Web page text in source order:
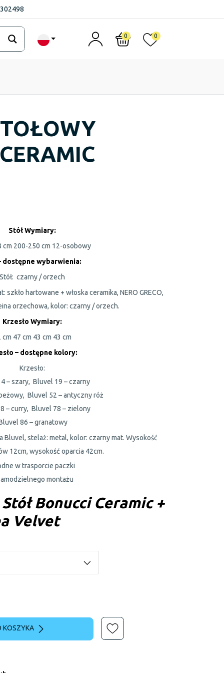
0 0
Stół Wymiary:
cm 200-250 cm 12-osobowy
dostępne wybarwienia:
czarny / orzech
szkło hartowane + włoska ceramika, NERO GRECO,
orzechowa, kolor: czarny / orzech.
Krzesło Wymiary:
cm 47 cm 43 cm 43 cm
– dostępne kolory:
Krzesło:
– szary, Bluvel 19 – czarny
Bluvel 52 – antyczny róż
– curry, Bluvel 78 – zielony
86 – granatowy
Bluvel, stelaż: metal, kolor: czarny mat. Wysokość
12cm, wysokość oparcia 42cm.
w trasporcie paczki
montażu
Bonucci Ceramic +
Velvet
KOSZYKA